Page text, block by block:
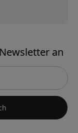
an